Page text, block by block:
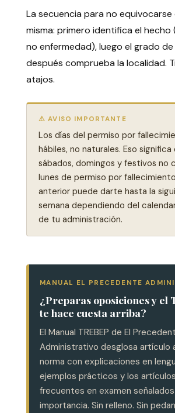
La secuencia para no equivocarse
misma: primero identifica el hecho
no enfermedad), luego el grado
después comprueba la localidad.
atajos.
⚠ AVISO IMPORTANTE
Los días del permiso por
hábiles, no naturales. Eso significa
sábados, domingos y festivos no
lunes de permiso por
anterior puede darte hasta la
semana dependiendo del
de tu administración.
MANUAL EL PRECEDENTE
¿Preparas oposiciones y el
te hace cuesta arriba?
El Manual TREBEP de El
Administrativo desglosa artículo
norma con explicaciones en
ejemplos prácticos y los
frecuentes en examen
importancia. Sin relleno. Sin